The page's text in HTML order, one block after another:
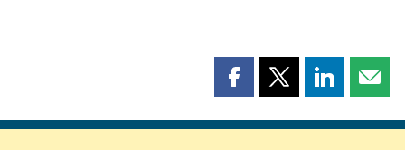
Partager
page
Partager
page
Partager
page page